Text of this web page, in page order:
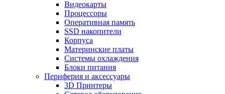
Видеокарты
Процессоры
Оперативная память
SSD накопители
Корпуса
Материнские платы
Системы охлаждения
Блоки питания
Периферия и аксессуары
3D Принтеры